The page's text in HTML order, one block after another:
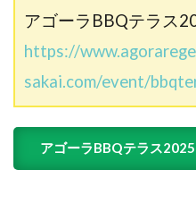
アゴーラBBQテラス
https://
sakai.com/event/
アゴーラBBQテラス